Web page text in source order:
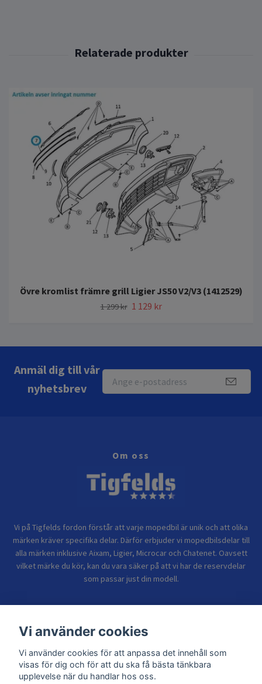
Övre kromlist främre grill Ligier JS50 V2/V3 (1412529)
1 299 kr 1 129 kr
Anmäl dig till vår
nyhetsbrev
Om oss
Vi på Tigfelds fordon förstår att varje mopedbil är unik och att olika
märken kräver specifika delar. Därför erbjuder vi mopedbilsdelar till
alla märken inklusive Aixam, Ligier, Microcar och Chatenet. Oavsett
vilket märke du kör, kan du vara säker på att vi har de reservdelar
som passar just din modell.
Sidor
Vi använder cookies
Vi använder cookies för att anpassa det innehåll som
visas för dig och för att du ska få bästa tänkbara
upplevelse när du handlar hos oss.